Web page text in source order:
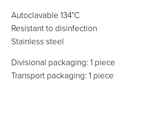
Autoclavable 134°C
Resistant to disinfection
Stainless steel
Divisional packaging: 1 piece
Transport packaging: 1 piece